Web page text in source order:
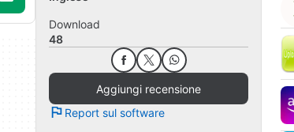
Download
48
Aggiungi recensione
Report sul software